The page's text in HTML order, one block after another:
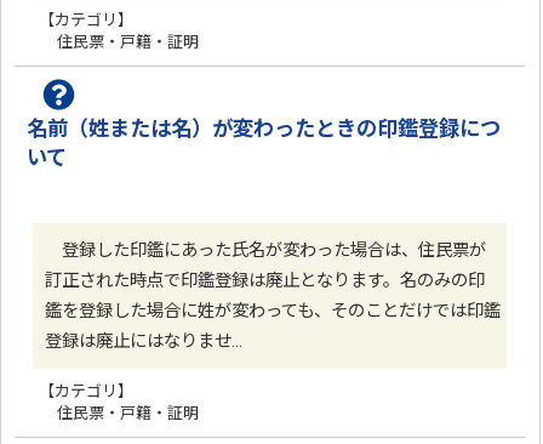
【カテゴリ】
住民票・戸籍・証明
名前（姓または名）が変わったときの印鑑登録につ
いて
登録した印鑑にあった氏名が変わった場合は、住民票が
訂正された時点で印鑑登録は廃止となります。名のみの印
鑑を登録した場合に姓が変わっても、そのことだけでは印鑑
登録は廃止にはなりませ…
【カテゴリ】
住民票・戸籍・証明